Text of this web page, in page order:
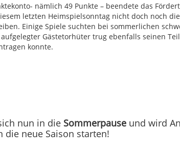
nämlich 49 Punkte – beendete das
letzten Heimspielsonntag nicht doch noch
Einige Spiele suchten bei sommerlichen
Gästetorhüter trug ebenfalls seinen
konnte.
nun in die Sommerpause und wird
neue Saison starten!